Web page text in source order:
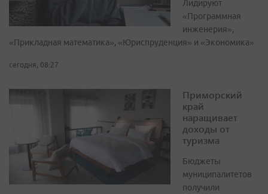
Лидируют
«Программная
инженерия»,
«Прикладная математика», «Юриспруденция» и «Экономика»
сегодня, 08:27
Приморский
край
наращивает
доходы от
туризма
Бюджеты
муниципалитетов
получили